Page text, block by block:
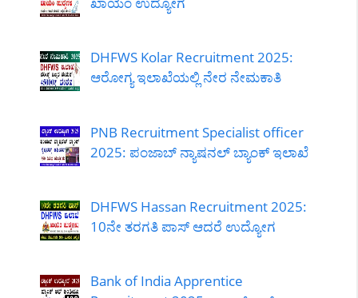
DHFWS Kolar Recruitment 2025:
ಆರೋಗ್ಯ ಇಲಾಖೆಯಲ್ಲಿ ನೇರ ನೇಮಕಾತಿ
PNB Recruitment Specialist officer
2025: ಪಂಜಾಬ್ ನ್ಯಾಷನಲ್ ಬ್ಯಾಂಕ್ ಇಲಾಖೆ
DHFWS Hassan Recruitment 2025:
10ನೇ ತರಗತಿ ಪಾಸ್ ಆದರೆ ಉದ್ಯೋಗ
Bank of India Apprentice